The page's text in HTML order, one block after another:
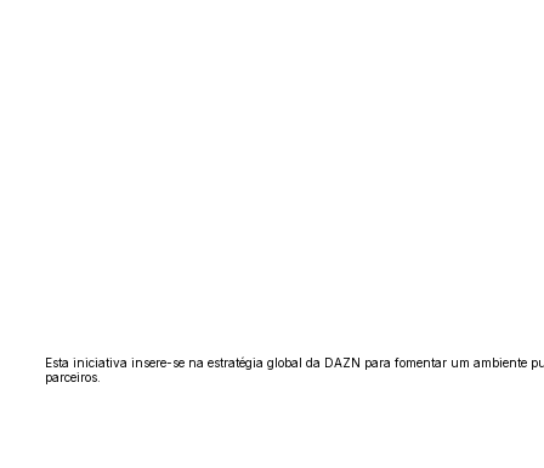
Esta iniciativa insere-se na estratégia global da DAZN para fomentar um ambiente
parceiros.